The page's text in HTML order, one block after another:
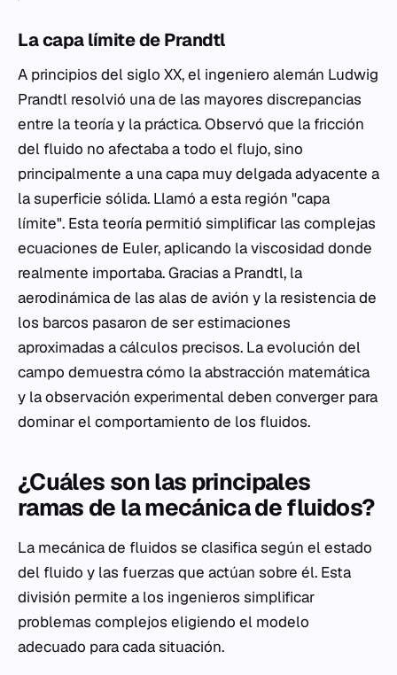
La capa límite de Prandtl
A principios del siglo XX, el ingeniero alemán Ludwig
Prandtl resolvió una de las mayores discrepancias
entre la teoría y la práctica. Observó que la fricción
del fluido no afectaba a todo el flujo, sino
principalmente a una capa muy delgada adyacente a
la superficie sólida. Llamó a esta región "capa
límite". Esta teoría permitió simplificar las complejas
ecuaciones de Euler, aplicando la viscosidad donde
realmente importaba. Gracias a Prandtl, la
aerodinámica de las alas de avión y la resistencia de
los barcos pasaron de ser estimaciones
aproximadas a cálculos precisos. La evolución del
campo demuestra cómo la abstracción matemática
y la observación experimental deben converger para
dominar el comportamiento de los fluidos.
¿Cuáles son las principales
ramas de la mecánica de fluidos?
La mecánica de fluidos se clasifica según el estado
del fluido y las fuerzas que actúan sobre él. Esta
división permite a los ingenieros simplificar
problemas complejos eligiendo el modelo
adecuado para cada situación.